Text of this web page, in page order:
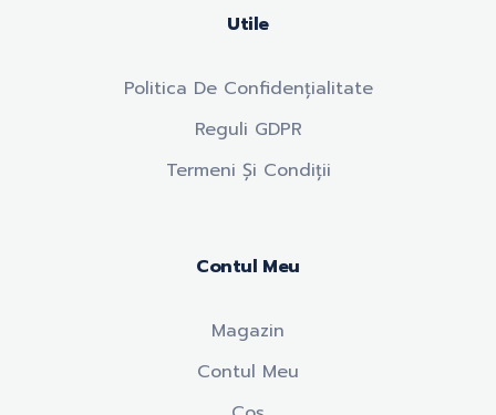
Utile
Politica De Confidențialitate
Reguli GDPR
Termeni Și Condiții
Contul Meu
Magazin
Contul Meu